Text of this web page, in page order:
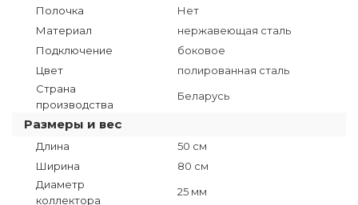
Полочка
Нет
Материал
нержавеющая сталь
Подключение
боковое
Цвет
полированная сталь
Страна
производства
Беларусь
Размеры и вес
Длина
50 см
Ширина
80 см
Диаметр
коллектора
25 мм